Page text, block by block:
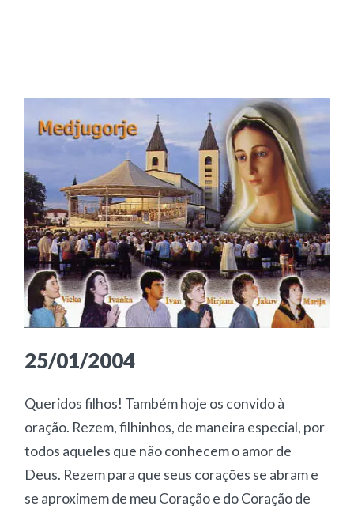
25/01/2004
Queridos filhos! Também hoje os convido à
oração. Rezem, filhinhos, de maneira especial, por
todos aqueles que não conhecem o amor de
Deus. Rezem para que seus corações se abram e
se aproximem de meu Coração e do Coração de